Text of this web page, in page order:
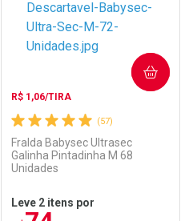
Comprar sem Desconto
(57)
R$ 1,06/TIRA
Fralda Babysec Ultrasec
Galinha Pintadinha M 68
Unidades
Leve 2 itens por
COMPRAR